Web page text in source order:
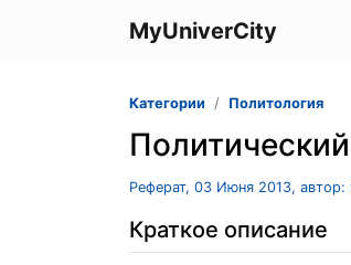
MyUniverCity
Категории Политология
Реферат, 03 Июня 2013,
Краткое описание